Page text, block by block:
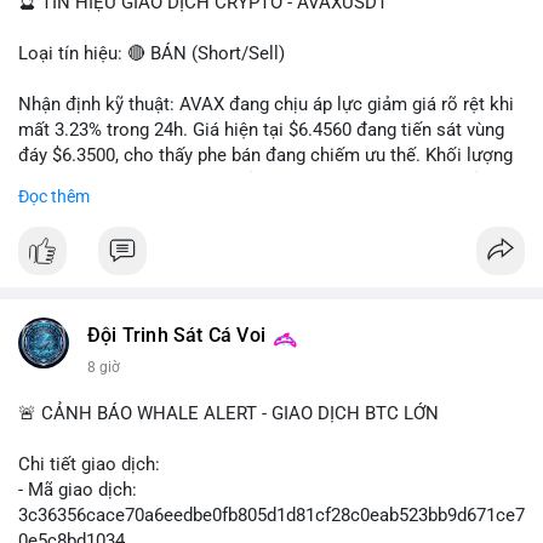
Loại tín hiệu: 🔴 BÁN (Short/Sell)
Nhận định kỹ thuật: AVAX đang chịu áp lực giảm giá rõ rệt khi
mất 3.23% trong 24h. Giá hiện tại $6.4560 đang tiến sát vùng
đáy $6.3500, cho thấy phe bán đang chiếm ưu thế. Khối lượng
trường. Biên độ dao động trong ngày khá rộng (5.6%), tạo điều
- Mục tiêu chốt lời (Take Profit - TP): TP1: $6.3500, TP2:
$6.2800
3% tổng vốn, đặt SL cứng ngay sau khi vào lệnh để bảo vệ tài
khoản trước biến động bất thường.
#shortavax #avax6450
Đọc thêm
Đội Trinh Sát Cá Voi
8 giờ
🚨 CẢNH BÁO WHALE ALERT - GIAO DỊCH BTC LỚN
Chi tiết giao dịch:
- Mã giao dịch:
3c36356cace70a6eedbe0fb805d1d81cf28c0eab523bb9d671ce7